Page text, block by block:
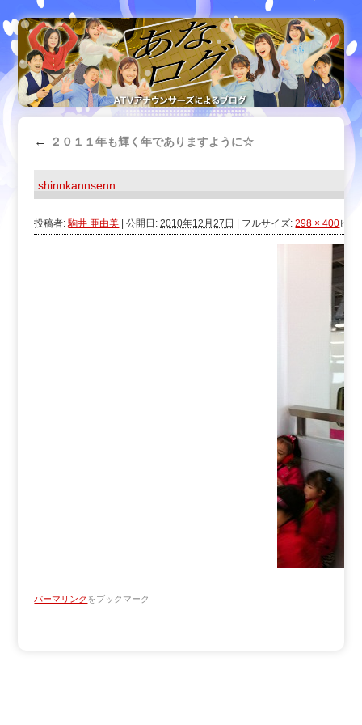
← ２０１１年も輝く年でありますように☆
shinnkannsenn
投稿者: 駒井 亜由美 公開日: 2010年12月27日 フルサイズ:298 × 400ピク
パーマリンク をブックマーク